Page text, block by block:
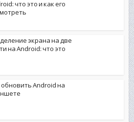
что это и как его
экрана на две
на Android: что это
обновить Android на